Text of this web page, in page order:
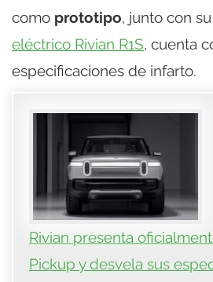
como prototipo, junto con
eléctrico Rivian R1S, cuenta
especificaciones de infarto.
Rivian presenta
Pickup y desvela sus